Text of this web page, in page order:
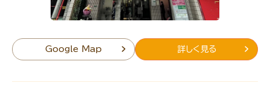
Google Map 詳しく見る